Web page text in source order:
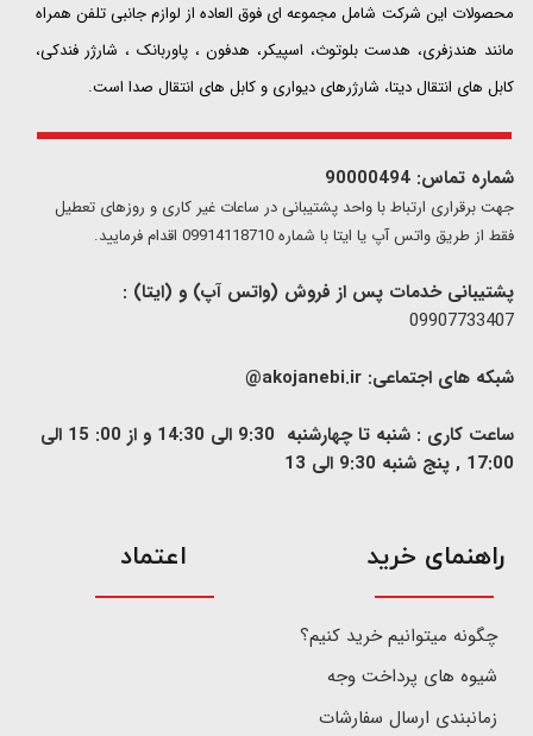
محصولات این شرکت شامل مجموعه ای فوق العاده از لوازم جانبی تلفن همراه
مانند هندزفری، هدست بلوتوث، اسپیکر، هدفون ، پاوربانک ، شارژر فندکی،
کابل های انتقال دیتا، شارژرهای دیواری و کابل های انتقال صدا است.
شماره تماس: 90000494
​​جهت برقراری ارتباط با واحد پشتیبانی در ساعات غیر کاری و روزهای تعطیل
فقط از طریق واتس آپ یا ایتا با شماره 09914118710 اقدام فرمایید.
پشتیبانی خدمات پس از فروش (واتس آپ) و (ایتا) :
09907733407
شبکه های اجتماعی: akojanebi.ir@
ساعت کاری : شنبه تا چهارشنبه 9:30 الی 14:30 و از 00: 15 الی
17:00 , پنج شنبه 9:30 الی 13
​راهنمای خرید
چگونه میتوانیم خرید کنیم؟
شیوه های پرداخت وجه
زمانبندی ارسال سفارشات
اعتماد